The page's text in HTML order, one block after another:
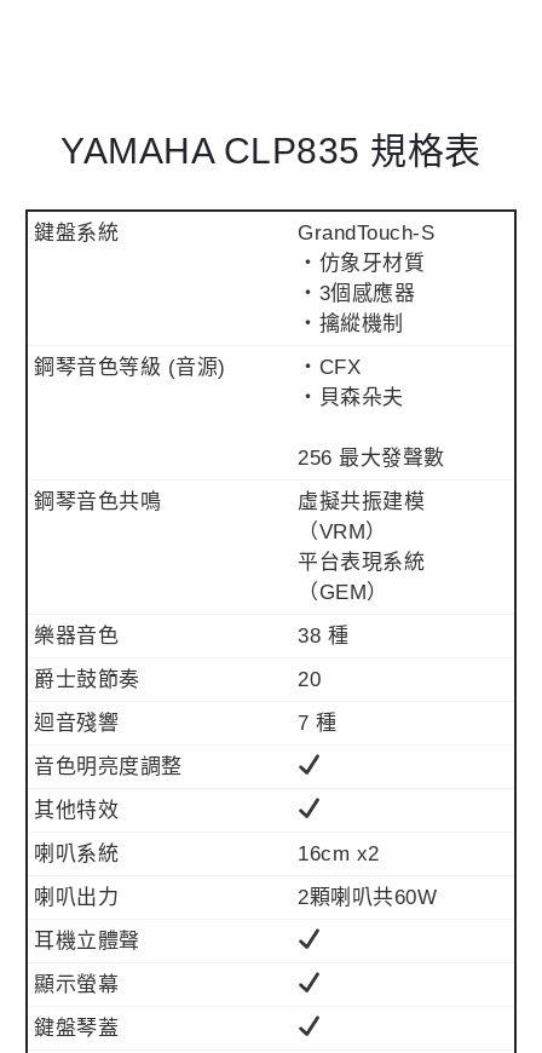
YAMAHA CLP835 規格表
鍵盤系統
GrandTouch-S
・仿象牙材質
・3個感應器
・擒縱機制
鋼琴音色等級 (音源)
・CFX
・貝森朵夫
256 最大發聲數
鋼琴音色共鳴
虛擬共振建模
（VRM）
平台表現系統
（GEM）
樂器音色
38 種
爵士鼓節奏
20
迴音殘響
7 種
音色明亮度調整
其他特效
喇叭系統
16cm x2
喇叭出力
2顆喇叭共60W
耳機立體聲
顯示螢幕
鍵盤琴蓋